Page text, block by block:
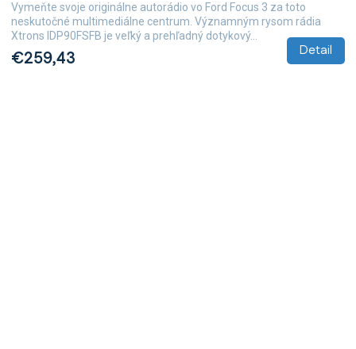
€259,43 Detail
Vymeňte svoje originálne autorádio vo Ford Focus 3 za toto
neskutočné multimediálne centrum. Významným rysom rádia
Xtrons IDP90FSFB je veľký a prehľadný dotykový...